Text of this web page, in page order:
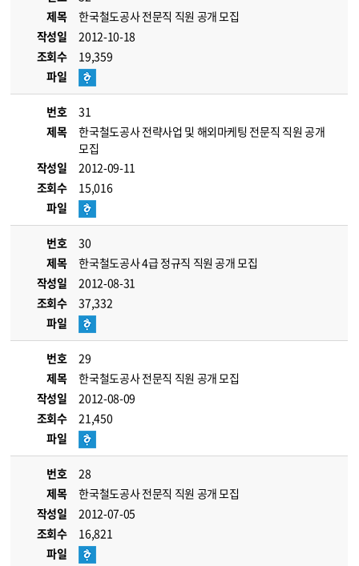
제목
한국철도공사 전문직 직원 공개 모집
작성일
2012-10-18
조회수
19,359
파일
번호
31
제목
한국철도공사 전략사업 및 해외마케팅 전문직 직원 공개
모집
작성일
2012-09-11
조회수
15,016
파일
번호
30
제목
한국철도공사 4급 정규직 직원 공개 모집
작성일
2012-08-31
조회수
37,332
파일
번호
29
제목
한국철도공사 전문직 직원 공개 모집
작성일
2012-08-09
조회수
21,450
파일
번호
28
제목
한국철도공사 전문직 직원 공개 모집
작성일
2012-07-05
조회수
16,821
파일